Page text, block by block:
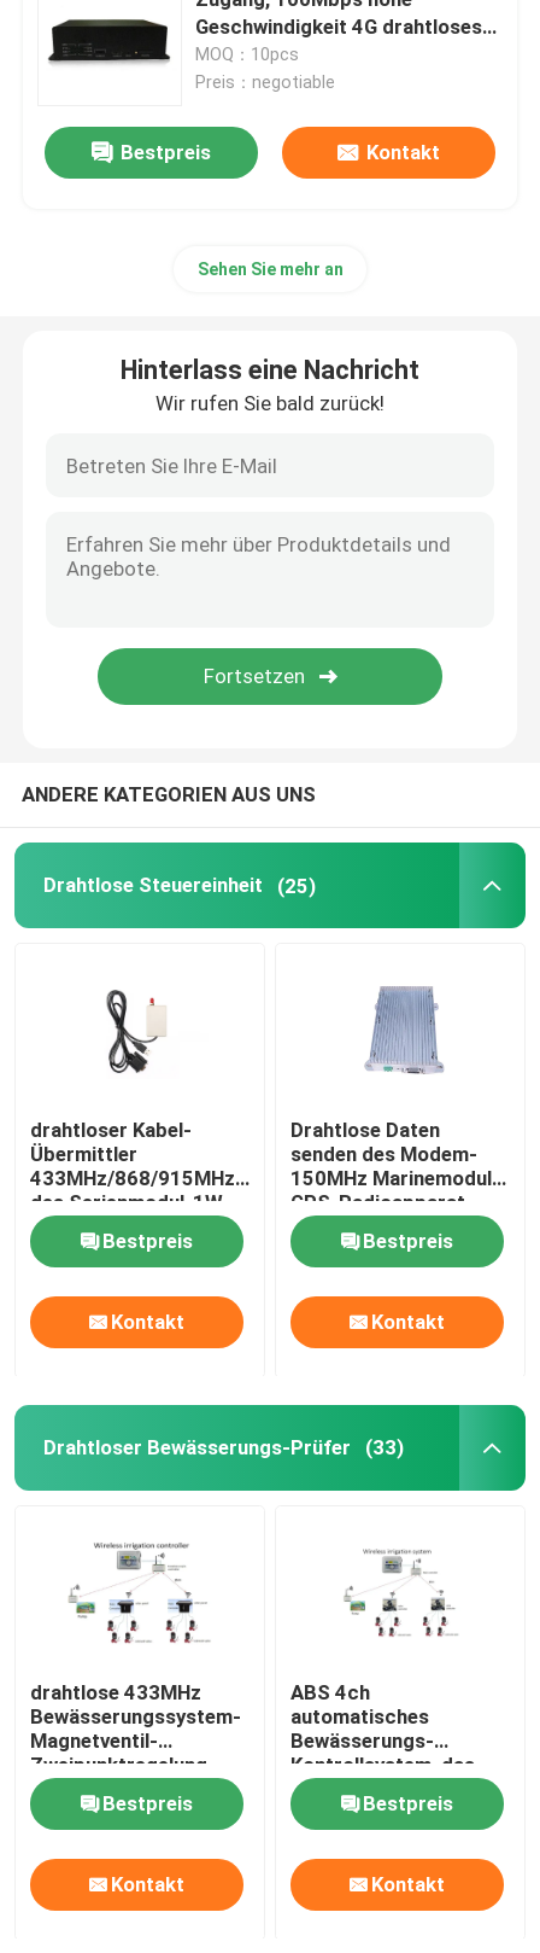
Company News
Drahtlose Steuereinheit
Modul des Radioapparat-I O
Zugang des Radioapparat-4G
ANZEIGEN-DA-Konverter
Menschliche Maschinen-Schnittstelle HMI
Programmierbarer Logik-Prüfer PLC
Geschwindigkeit 4G drahtloses
DTU
MOQ：10pcs
Preis：negotiable
Bestpreis Kontakt
Sehen Sie mehr an
Hinterlass eine Nachricht
Wir rufen Sie bald zurück!
ANDERE KATEGORIEN AUS UNS
Drahtlose Steuereinheit (25)
drahtloser Kabel-
Übermittler
433MHz/868/915MHz
des Serienmodul-1W
mit
Plastikeinschließung
RS232
Bestpreis
Kontakt
Drahtlose Daten
senden des Modem-
150MHz Marinemodul
GPS-Radioapparat-
Steuerung der
Datenübertragungs-
20km
Bestpreis
Kontakt
Drahtloser Bewässerungs-Prüfer (33)
drahtlose 433MHz
Bewässerungssystem-
Magnetventil-
Zweipunktregelung
Bestpreis
Kontakt
ABS 4ch
automatisches
Bewässerungs-
Kontrollsystem, das
Ventilsteuergerät
verriegeltBestpreis
Kontakt